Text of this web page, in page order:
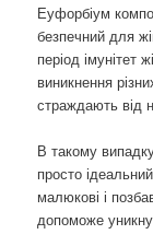
Еуфорбіум
безпечний для
період імунітет
виникнення
страждають від
В такому
просто
малюкові і
допоможе